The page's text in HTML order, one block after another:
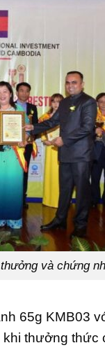
và chứng
65g KMB03
thưởng thức